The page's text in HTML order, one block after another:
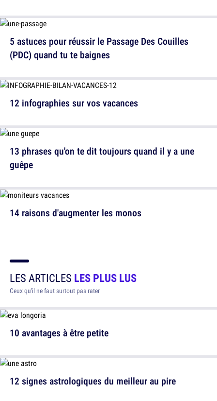
5 astuces pour réussir le Passage Des Couilles
(PDC) quand tu te baignes
13 phrases qu'on te dit toujours quand il y a une
guêpe
12 infographies sur vos vacances
14 raisons d'augmenter les monos
LES ARTICLES LES PLUS LUS
Ceux qu'il ne faut surtout pas rater
10 avantages à être petite
12 signes astrologiques du meilleur au pire